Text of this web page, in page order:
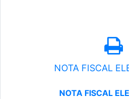
NOTA FISCAL
NOTA FISCAL